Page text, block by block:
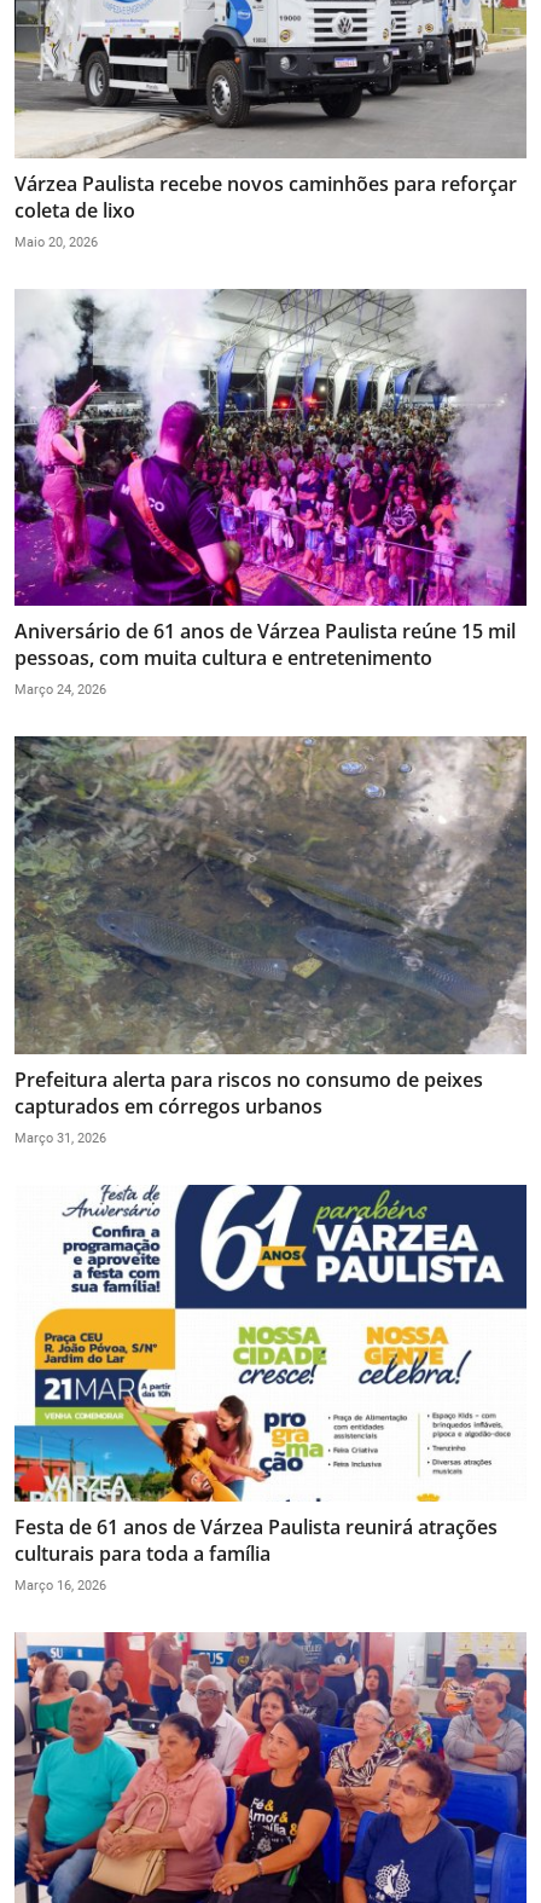
Várzea Paulista recebe novos caminhões para reforçar
coleta de lixo
Maio 20, 2026
Aniversário de 61 anos de Várzea Paulista reúne 15 mil
pessoas, com muita cultura e entretenimento
Março 24, 2026
Prefeitura alerta para riscos no consumo de peixes
capturados em córregos urbanos
Março 31, 2026
Festa de 61 anos de Várzea Paulista reunirá atrações
culturais para toda a família
Março 16, 2026